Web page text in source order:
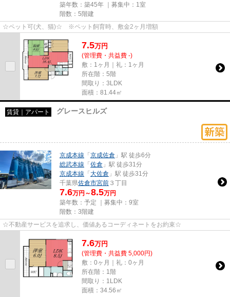
築年数：築45年 ｜募集中： 1室
階数：5階建
☆ペット可(犬、猫)☆ ※ペット飼育時、敷金2ヶ月増額
7.5万円
(管理費・共益費 -)
敷：1ヶ月｜礼：1ヶ月
所在階：5階
間取り：3LDK
面積：81.44㎡
賃貸｜アパート グレースヒルズ
京成本線 「京成佐倉 」駅 徒歩6分
総武本線 「佐倉 」駅 徒歩31分
京成本線 「大佐倉 」駅 徒歩31分
千葉県佐倉市宮前 ３丁目
7.6万円～8.5万円
築年数：予定 ｜募集中： 9室
階数：3階建
☆不動産サービスを追求し、価値あるコーディネートをお約束☆
7.6万円
(管理費・共益費 5,000円)
敷：0ヶ月｜礼：0ヶ月
所在階：1階
間取り：1LDK
面積：34.56㎡